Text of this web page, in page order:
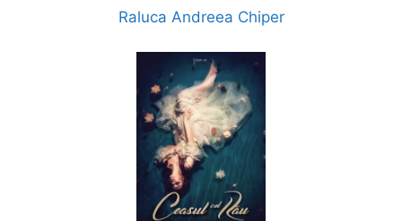
Raluca Andreea Chiper